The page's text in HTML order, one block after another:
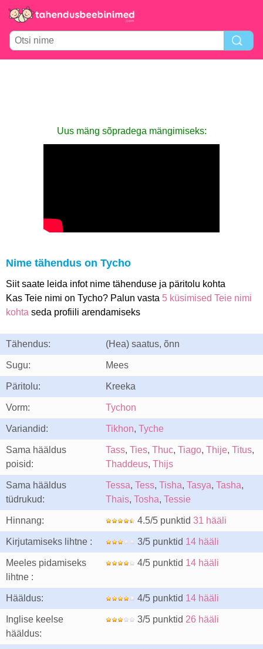
Uus mäng sõpradega mängimiseks:
Nime tähendus on Tycho
Siit saate leida infot nime tähenduse ja päritolu kohta
Kas Teie nimi on Tycho? Palun vasta 5 küsimised Teie nimi
kohta seda profiili arendamiseks
Tähendus: (Hea) saatus, õnn
Sugu: Mees
Päritolu: Kreeka
Vorm: Tychon
Variandid: Tikhon, Tyche
Sama hääldus
poisid:
Tass, Ties, Thuc, Tiago, Thije, Titus,
Thaddeus, Thijs
Sama hääldus
tüdrukud:
Tessa, Tess, Tisha, Tasya, Tasha,
Thais, Tosha, Tessie
Hinnang: 4.5/5 punktid 31 hääli
Kirjutamiseks lihtne : 3/5 punktid 14 hääli
Meeles pidamiseks
lihtne :
4/5 punktid 14 hääli
Hääldus: 4/5 punktid 14 hääli
Inglise keelse
hääldus:
3/5 punktid 26 hääli